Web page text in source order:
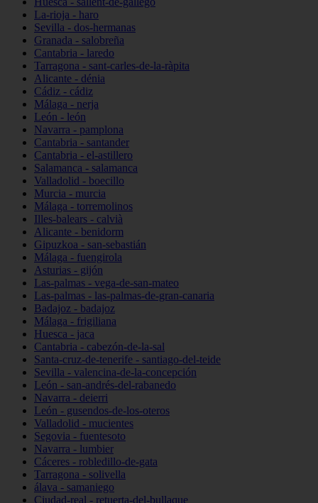
La-rioja - haro
Sevilla - dos-hermanas
Granada - salobreña
Cantabria - laredo
Tarragona - sant-carles-de-la-ràpita
Alicante - dénia
Cádiz - cádiz
Málaga - nerja
León - león
Navarra - pamplona
Cantabria - santander
Cantabria - el-astillero
Salamanca - salamanca
Valladolid - boecillo
Murcia - murcia
Málaga - torremolinos
Illes-balears - calvià
Alicante - benidorm
Gipuzkoa - san-sebastián
Málaga - fuengirola
Asturias - gijón
Las-palmas - vega-de-san-mateo
Las-palmas - las-palmas-de-gran-canaria
Badajoz - badajoz
Málaga - frigiliana
Huesca - jaca
Cantabria - cabezón-de-la-sal
Santa-cruz-de-tenerife - santiago-del-teide
Sevilla - valencina-de-la-concepción
León - san-andrés-del-rabanedo
Navarra - deierri
León - gusendos-de-los-oteros
Valladolid - mucientes
Segovia - fuentesoto
Navarra - lumbier
Cáceres - robledillo-de-gata
Tarragona - solivella
álava - samaniego
Ciudad-real - retuerta-del-bullaque